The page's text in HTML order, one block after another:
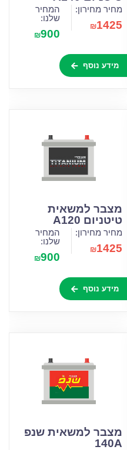
מחיר מחירון:
₪1425
המחיר
שלנו:
₪900
מידע נוסף
מצבר למשאית
טיטניום A120
מחיר מחירון:
₪1425
המחיר
שלנו:
₪900
מידע נוסף
מצבר למשאית שנפ
140A